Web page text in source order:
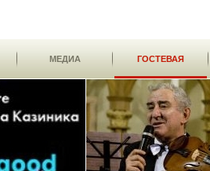
МЕДИА ГОСТЕВАЯ